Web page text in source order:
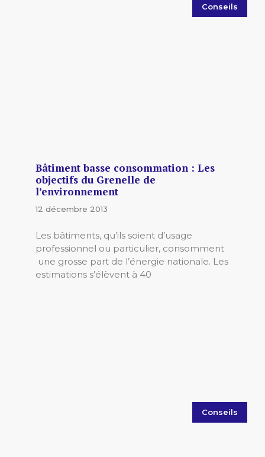
Conseils
Bâtiment basse consommation : Les
objectifs du Grenelle de
l’environnement
12 décembre 2013
Les bâtiments, qu’ils soient d’usage
professionnel ou particulier, consomment
une grosse part de l’énergie nationale. Les
estimations s’élèvent à 40
Conseils